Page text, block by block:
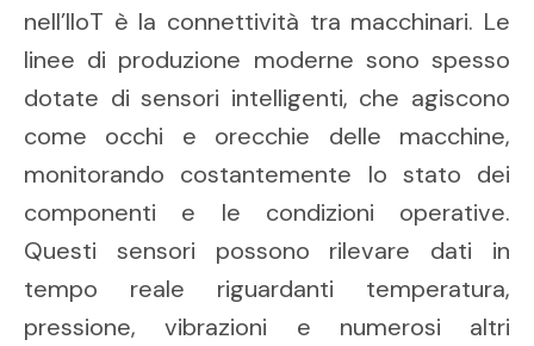
nell’IIoT è la connettività tra macchinari. Le
linee di produzione moderne sono spesso
dotate di sensori intelligenti, che agiscono
come occhi e orecchie delle macchine,
monitorando costantemente lo stato dei
componenti e le condizioni operative.
Questi sensori possono rilevare dati in
tempo reale riguardanti temperatura,
pressione, vibrazioni e numerosi altri